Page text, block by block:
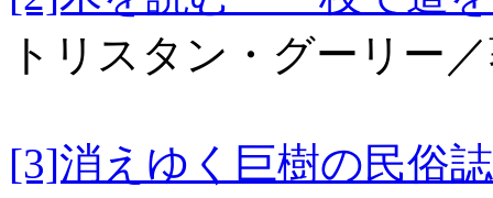
トリスタン・グーリー
[3]消えゆく巨樹の民